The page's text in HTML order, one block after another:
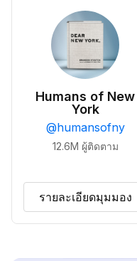
Humans of New
York
@humansofny
12.6M ผู้ติดตาม
รายละเอียดมุมมอง